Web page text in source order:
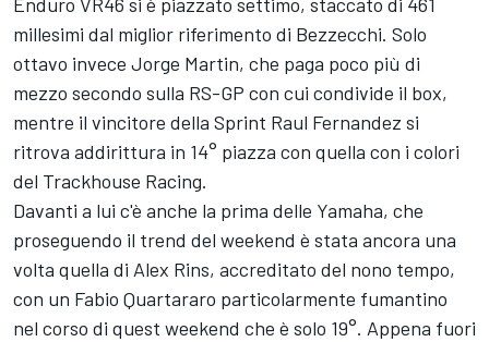
millesimi dal miglior riferimento di Bezzecchi. Solo
ottavo invece Jorge Martin, che paga poco più di
mezzo secondo sulla RS-GP con cui condivide il box,
mentre il vincitore della Sprint Raul Fernandez si
ritrova addirittura in 14° piazza con quella con i colori
del Trackhouse Racing.
Davanti a lui c'è anche la prima delle Yamaha, che
proseguendo il trend del weekend è stata ancora una
volta quella di Alex Rins, accreditato del nono tempo,
con un Fabio Quartararo particolarmente fumantino
nel corso di quest weekend che è solo 19°. Appena fuori